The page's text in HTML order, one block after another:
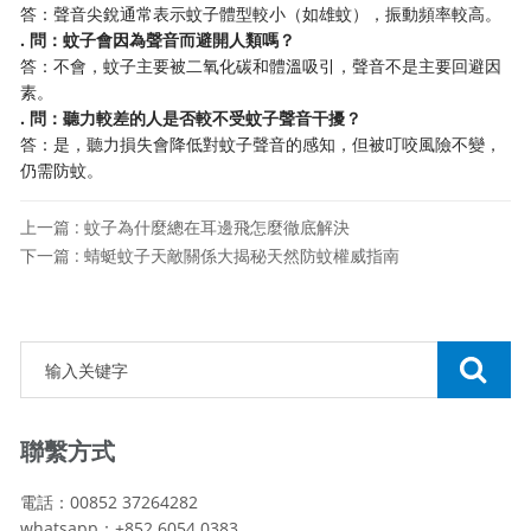
答：聲音尖銳通常表示蚊子體型較小（如雄蚊），振動頻率較高。
​. 問：蚊子會因為聲音而避開人類嗎？​
答：不會，蚊子主要被二氧化碳和體溫吸引，聲音不是主要回避因
素。
​. 問：聽力較差的人是否較不受蚊子聲音干擾？​
答：是，聽力損失會降低對蚊子聲音的感知，但被叮咬風險不變，
仍需防蚊。
上一篇 : 蚊子為什麼總在耳邊飛怎麼徹底解決
下一篇 : 蜻蜓蚊子天敵關係大揭秘天然防蚊權威指南
聯繫方式
電話：00852 37264282